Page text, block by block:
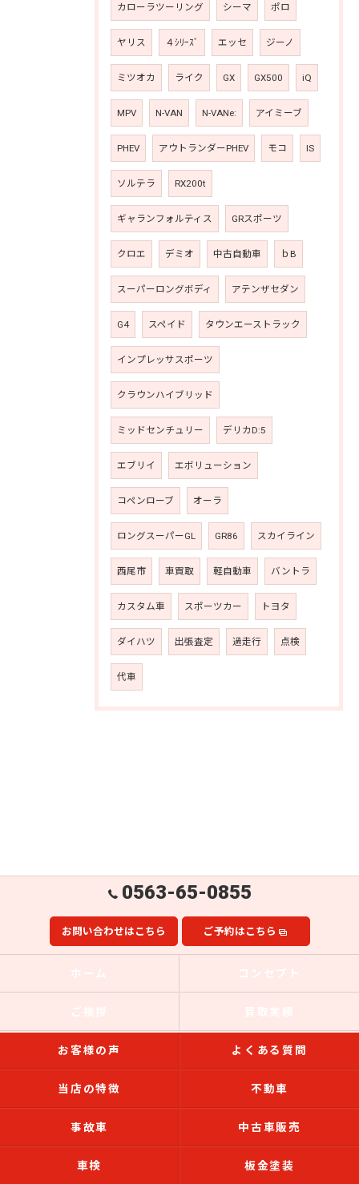
カローラツーリング シーマ ポロ
ヤリス ４ｼﾘｰｽﾞ エッセ ジーノ
ミツオカ ライク GX GX500 iQ
MPV N-VAN N-VANe: アイミーブ
PHEV アウトランダーPHEV モコ IS
ソルテラ RX200t
ギャランフォルティス GRスポーツ
クロエ デミオ 中古自動車 ｂB
スーパーロングボディ アテンザセダン
G4 スペイド タウンエーストラック
インプレッサスポーツ
クラウンハイブリッド
ミッドセンチュリー デリカD:5
エブリイ エボリューション
コペンローブ オーラ
ロングスーパーGL GR86 スカイライン
西尾市 車買取 軽自動車 バントラ
カスタム車 スポーツカー トヨタ
ダイハツ 出張査定 過走行 点検
代車
0563-65-0855
お問い合わせはこちら ご予約はこちら
お客様の声 よくある質問
当店の特徴 不動車
事故車 中古車販売
車検 板金塗装